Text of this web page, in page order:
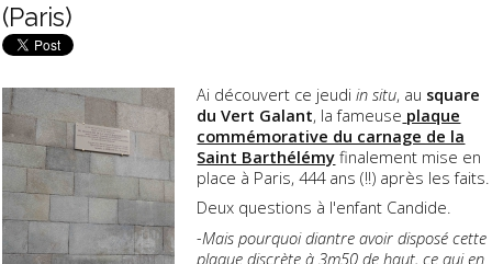
(Paris)
Ai découvert ce jeudiin situ, au square
du Vert Galant, la fameuse plaque
commémorative du carnage de la
Saint Barthélémy finalement mise en
place à Paris, 444 ans (!!) après les faits.
Deux questions à l'enfant Candide.
-Mais pourquoi diantre avoir disposé cette
plaque discrète à 3m50 de haut, ce qui en